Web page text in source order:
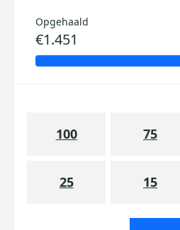
Opgehaald
€1.451
100 75
25 15